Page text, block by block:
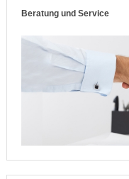
Beratung und Service